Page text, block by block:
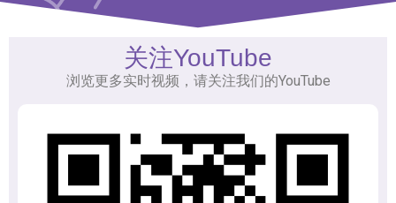
关注YouTube
浏览更多实时视频，请关注我们的YouTube